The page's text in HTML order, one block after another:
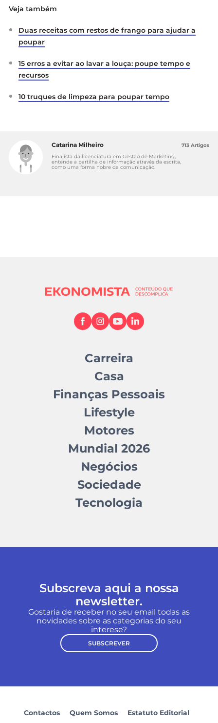
Veja também
Duas receitas com restos de frango para ajudar a
poupar
15 erros a evitar ao lavar a louça: poupe tempo e
recursos
10 truques de limpeza para poupar tempo
Catarina Milheiro
Finalista da licenciatura em Gestão de Marketing,
entende a partilha de informação através da escrita,
como uma forma nobre da comunicação.
713 Artigos
Carreira
Casa
Finanças Pessoais
Lifestyle
Motores
Mundial 2026
Negócios
Sociedade
Tecnologia
Subscreva aqui a nossa
newsletter.
Gostaria de receber no seu email todas as
novidades sobre as categorias do seu
interese?
SUBSCREVER
Contactos Quem Somos
Estatuto Editorial